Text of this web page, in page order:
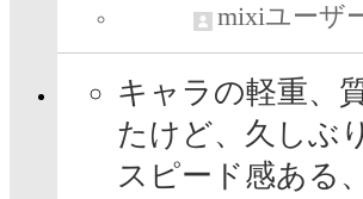
mixiユーザ
キャラの軽重、
たけど、久しぶ
スピード感ある